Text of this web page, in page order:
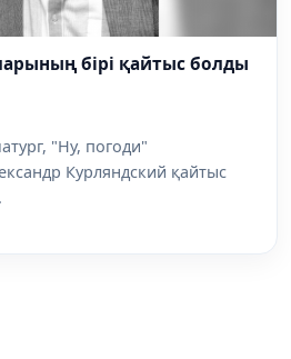
бірі қайтыс болды
"Ну, погоди"
Курляндский қайтыс